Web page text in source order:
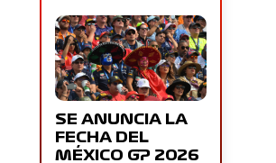
SE ANUNCIA LA
FECHA DEL
MÉXICO GP 2026